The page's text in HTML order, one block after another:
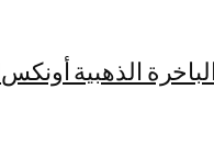
الباخرة الذهبية أونكس